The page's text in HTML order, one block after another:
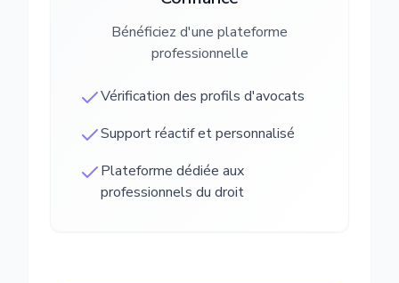
Bénéficiez d'une plateforme
professionnelle
Vérification des profils d'avocats
Support réactif et personnalisé
Plateforme dédiée aux
professionnels du droit